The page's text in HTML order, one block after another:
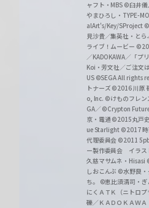
ャフト・MBS ©臼井儀
やまひろし・TYPE-
alArt's/Key/SProject
見沙貴／集英社・と
ライブ！ムービー
／KADOKAWA／「プ
Koi・芳文社／ご注文
US ©SEGA All rights
トナーズ©2016 川原
o, Inc. ©けものフレン
GA／ ©Crypton
京・電通 ©2015丸戸
ue Starlight ©2017 時
代理委員会 ©2011
ー製作委員会 イラス
久慈マサムネ・Hisasi
しおこんぶ ©水野良・
ち。
©恵比須清司・ぎ
にくＡＴＫ（ニトロプ
礫／ＫＡＤＯＫＡＷ